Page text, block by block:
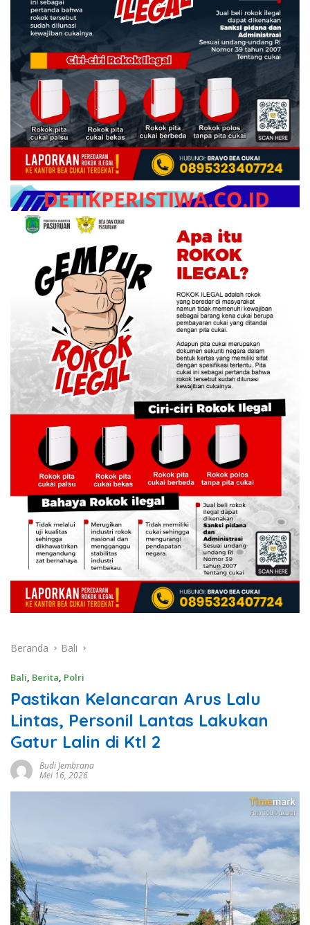
Beranda Bali
Bali, Berita, Polri
Pastikan Kelancaran Arus Lalu
Lintas, Personil Lantas Lakukan
Gatur Lalin di Ktl 2
Budi Jembrana
Mei 16, 2026